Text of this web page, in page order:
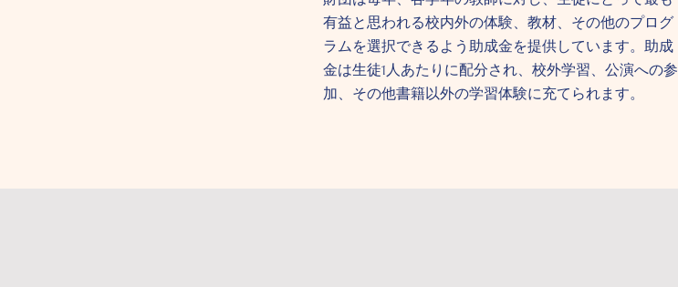
有益と思われる校内外の体験、教材、その他のプログ
ラムを選択できるよう助成金を提供しています。助成
金は生徒1人あたりに配分され、校外学習、公演への参
加、その他書籍以外の学習体験に充てられます。